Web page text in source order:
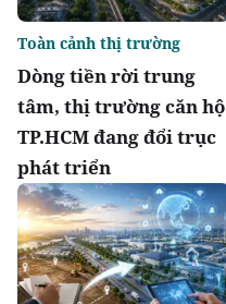
Dòng tiền rời trung
tâm, thị trường căn hộ
TP.HCM đang đổi trục
phát triển
Toàn cảnh thị trường